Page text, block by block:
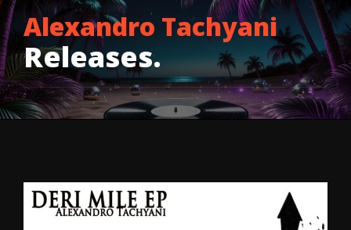
Alexandro Tachyani
Releases.